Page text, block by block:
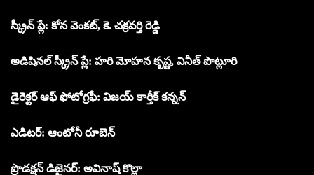
స్క్రీన్ ప్లే: కోన వెంకట్, కె. చక్రవర్తి రెడ్డి
అడిషినల్ స్క్రీన్ ప్లే: హరి మోహన కృష్ణ, వినీత్ పొట్లూరి
డైరెక్టర్ ఆఫ్ ఫోటోగ్రఫీ: విజయ్ కార్తీక్ కన్నన్
ఎడిటర్: ఆంటోనీ రూబెన్
ప్రొడక్షన్ డిజైనర్: అవినాష్ కొల్లా